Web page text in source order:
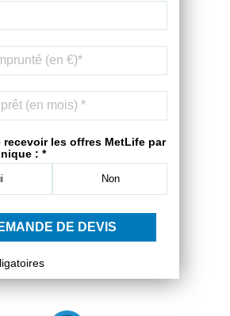
recevoir les offres MetLife par
: *
Non
DE DEVIS